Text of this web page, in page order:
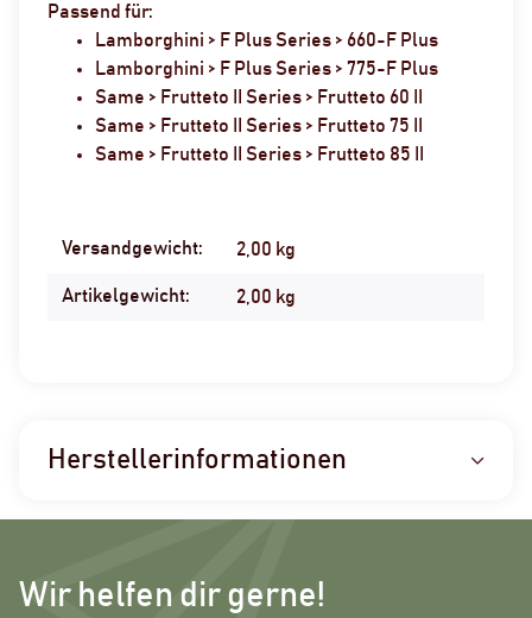
Passend für:
Lamborghini > F Plus Series > 660-F Plus
Lamborghini > F Plus Series > 775-F Plus
Same > Frutteto II Series > Frutteto 60 II
Same > Frutteto II Series > Frutteto 75 II
Same > Frutteto II Series > Frutteto 85 II
Produkteigenschaft
Wert
Versandgewicht: 2,00 kg
Artikelgewicht: 2,00 kg
Herstellerinformationen
Wir helfen dir gerne!